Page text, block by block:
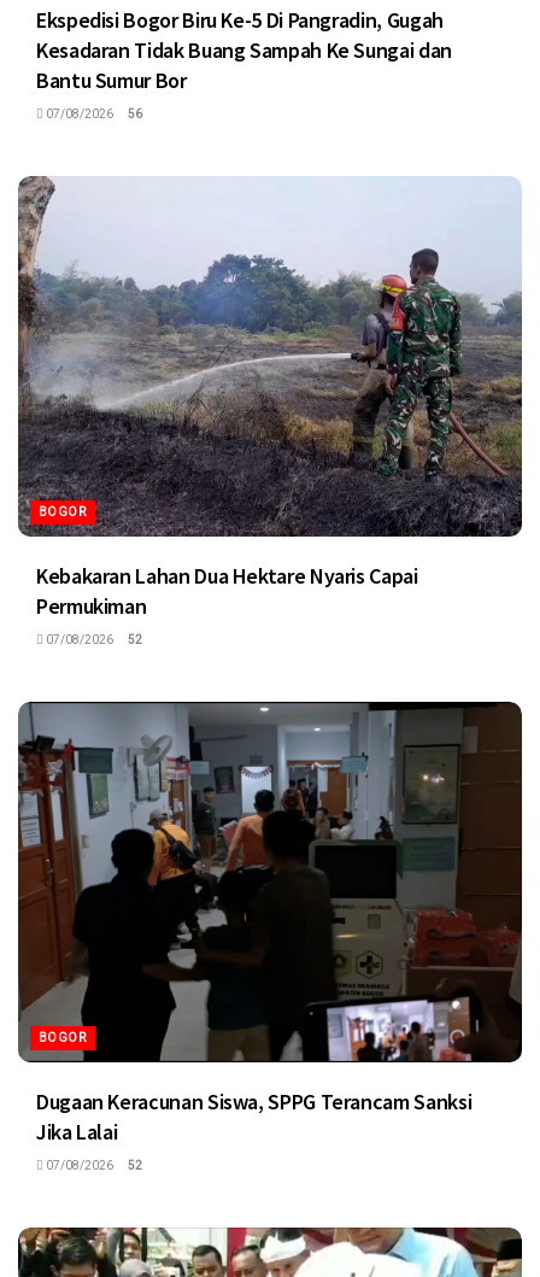
Ekspedisi Bogor Biru Ke-5 Di Pangradin, Gugah
Kesadaran Tidak Buang Sampah Ke Sungai dan
Bantu Sumur Bor
07/08/2026 56
BOGOR
Kebakaran Lahan Dua Hektare Nyaris Capai
Permukiman
07/08/2026 52
BOGOR
Dugaan Keracunan Siswa, SPPG Terancam Sanksi
Jika Lalai
07/08/2026 52